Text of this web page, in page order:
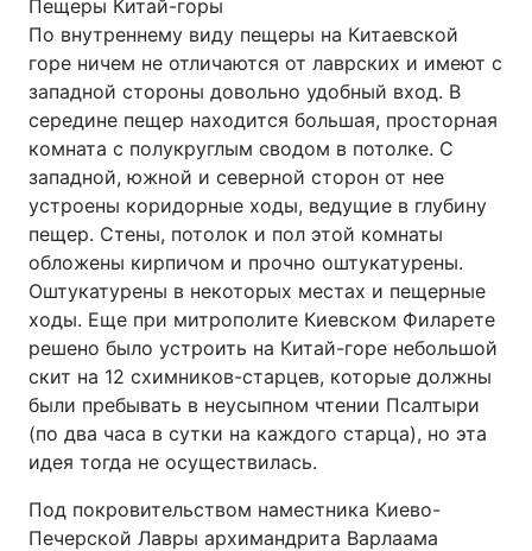
Пещеры Китай-горы
По внутреннему виду пещеры на Китаевской
горе ничем не отличаются от лаврских и имеют с
западной стороны довольно удобный вход. В
середине пещер находится большая, просторная
комната с полукруг­лым сводом в потолке. С
западной, южной и северной сторон от нее
устроены коридорные ходы, ведущие в глубину
пещер. Стены, потолок и пол этой комнаты
обложены кирпичом и прочно оштукатурены.
Оштукатурены в некоторых местах и пещерные
ходы. Еще при митрополите Киевском Филарете
решено было устроить на Китай-горе небольшой
скит на 12 схимников-старцев, которые должны
были пребывать в неусыпном чтении Псалтыри
(по два часа в сутки на каждого старца), но эта
идея тогда не осуществилась.
Под покровительством наместника Киево-
Печерской Лавры архимандрита Варлаама